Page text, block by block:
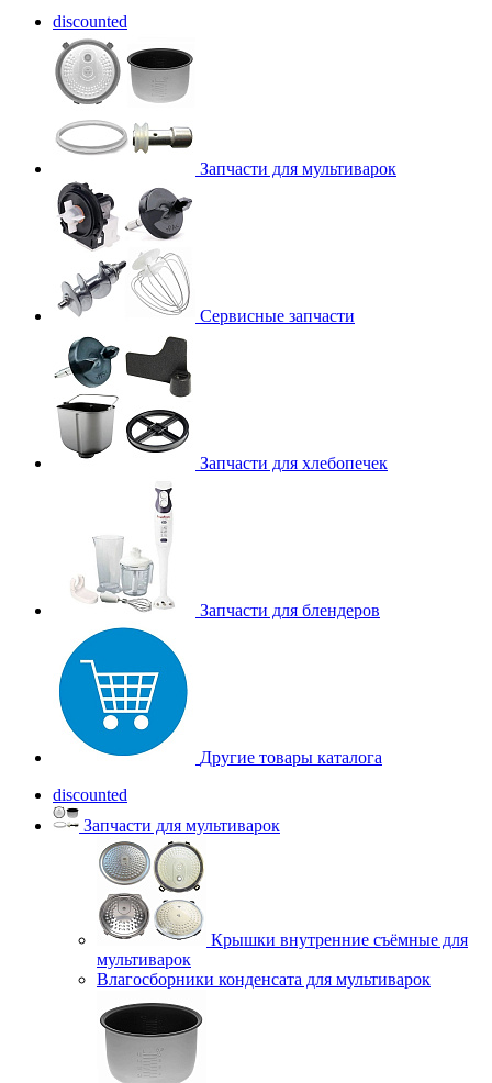
discounted
Запчасти для мультиварок
Сервисные запчасти
Запчасти для хлебопечек
Запчасти для блендеров
Другие товары каталога
discounted
Запчасти для мультиварок
Крышки внутренние съёмные для
мультиварок
Влагосборники конденсата для мультиварок